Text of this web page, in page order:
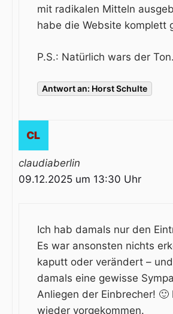
mit radikalen Mitteln
habe die Website komplett
P.S.: Natürlich wars der Ton.
Antwort an: Horst Schulte
claudiaberlin
09.12.2025 um 13:30 Uhr
Ich hab damals nur den
Es war ansonsten nichts
kaputt oder verändert –
damals eine gewisse
Anliegen der Einbrecher! 🙂
wieder vorgekommen.